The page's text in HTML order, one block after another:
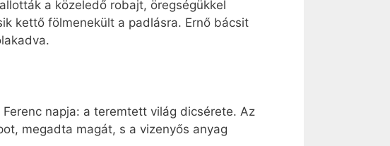
a közeledő robajt, öregségükkel
kettő fölmenekült a padlásra. Ernő bácsit
napja: a teremtett világ dicsérete. Az
megadta magát, s a vizenyős anyag